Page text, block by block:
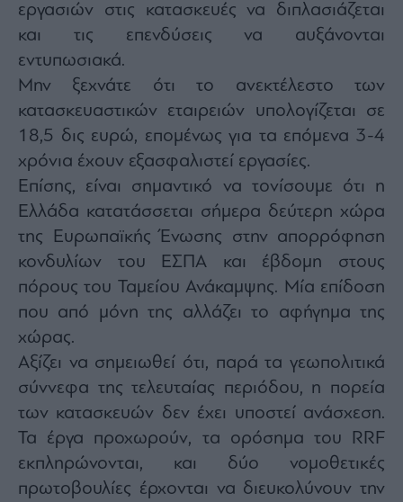
εργασιών στις κατασκευές να διπλασιάζεται
και τις επενδύσεις να αυξάνονται
εντυπωσιακά.
Μην ξεχνάτε ότι το ανεκτέλεστο των
κατασκευαστικών εταιρειών υπολογίζεται σε
18,5 δις ευρώ, επομένως για τα επόμενα 3-4
χρόνια έχουν εξασφαλιστεί εργασίες.
Επίσης, είναι σημαντικό να τονίσουμε ότι η
Ελλάδα κατατάσσεται σήμερα δεύτερη χώρα
της Ευρωπαϊκής Ένωσης στην απορρόφηση
κονδυλίων του ΕΣΠΑ και έβδομη στους
πόρους του Ταμείου Ανάκαμψης. Μία επίδοση
που από μόνη της αλλάζει το αφήγημα της
χώρας.
Αξίζει να σημειωθεί ότι, παρά τα γεωπολιτικά
σύννεφα της τελευταίας περιόδου, η πορεία
των κατασκευών δεν έχει υποστεί ανάσχεση.
Τα έργα προχωρούν, τα ορόσημα του RRF
εκπληρώνονται, και δύο νομοθετικές
πρωτοβουλίες έρχονται να διευκολύνουν την